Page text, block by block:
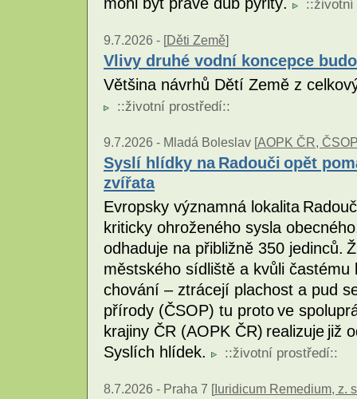
::životní
9.7.2026 - [Děti Země]
Vlivy druhé vodní koncepce
Většina návrhů Dětí Země z
::životní prostředí::
9.7.2026 - Mladá Boleslav [AOPK ČR,
Syslí hlídky na Radouči opět
zvířata
Evropsky významná lokalita
kriticky ohroženého sysla
odhaduje na přibližně 350 jedinců.
městského sídliště a kvůli
chování – ztrácejí plachost a pud
přírody (ČSOP) tu proto ve
krajiny ČR (AOPK ČR) realizuje již
Syslích hlídek.
::životní prostředí::
8.7.2026 - Praha 7 [Iuridicum Remedium, z.